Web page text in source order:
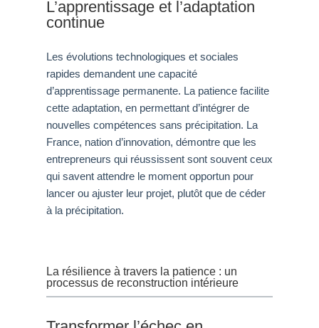
L’apprentissage et l’adaptation
continue
Les évolutions technologiques et sociales
rapides demandent une capacité
d’apprentissage permanente. La patience facilite
cette adaptation, en permettant d’intégrer de
nouvelles compétences sans précipitation. La
France, nation d’innovation, démontre que les
entrepreneurs qui réussissent sont souvent ceux
qui savent attendre le moment opportun pour
lancer ou ajuster leur projet, plutôt que de céder
à la précipitation.
La résilience à travers la patience : un
processus de reconstruction intérieure